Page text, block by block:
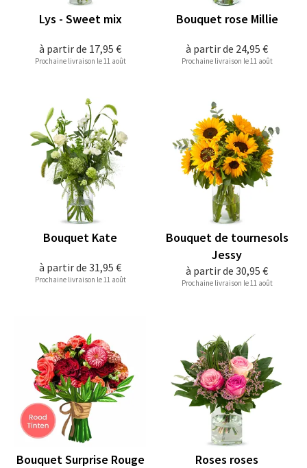
à partir de 17,95 €
Lys - Sweet mix
Prochaine livraison le 11 août
à partir de 24,95 €
Bouquet rose Millie
Prochaine livraison le 11 août
à partir de 31,95 €
Bouquet Kate
Prochaine livraison le 11 août
à partir de 30,95 €
Bouquet de tournesols
Jessy
Prochaine livraison le 11 août
Bouquet Surprise Rouge
Roses roses